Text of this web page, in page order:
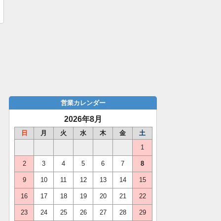
営業カレンダー
2026年8月
日 月 火 水 木 金
土
1
2 3 4 5 6 7 8
9 10 11 12 13 14 15
16 17 18 19 20 21 22
23 24 25 26 27 28 29